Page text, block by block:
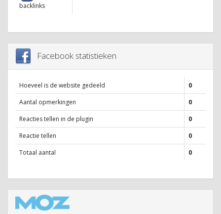
backlinks
Facebook statistieken
Hoeveel is de website gedeeld
0
Aantal opmerkingen
0
Reacties tellen in de plugin
0
Reactie tellen
0
Totaal aantal
0